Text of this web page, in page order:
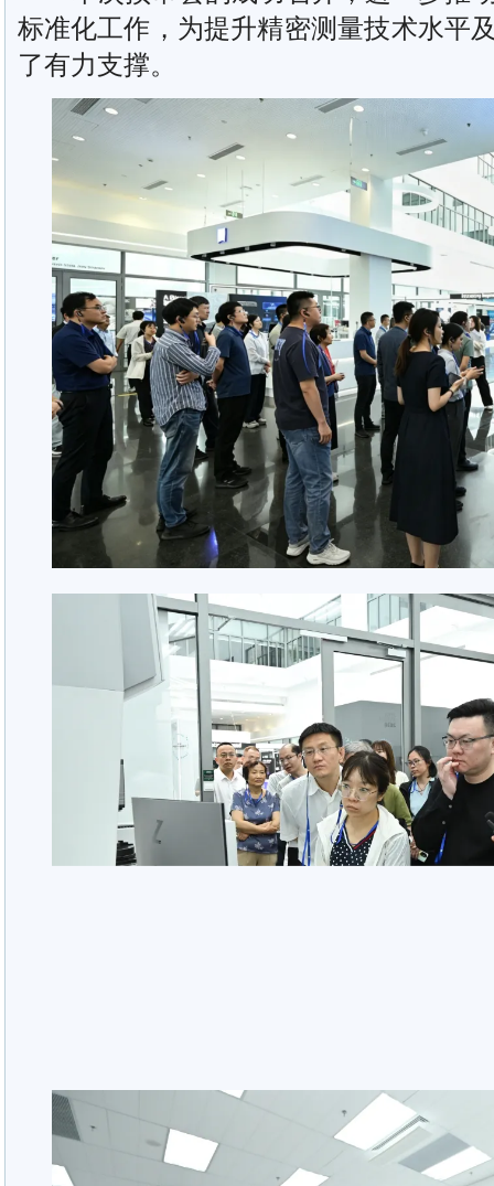
标准化工作，为提升精密测量技术水平
了有力支撑。